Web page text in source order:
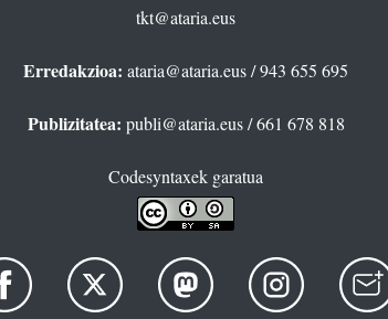
tkt@ataria.eus
Erredakzioa: ataria@ataria.eus/ 943 655 695
Publizitatea: publi@ataria.eus/ 661 678 818
Codesyntaxek garatua